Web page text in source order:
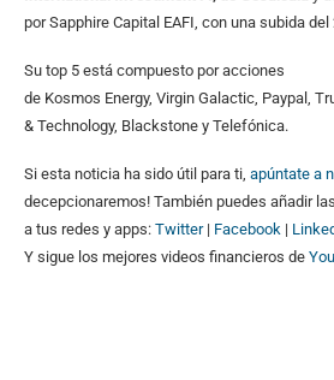
por Sapphire Capital EAFI, con una subida del
Su top 5 está compuesto por acciones
de Kosmos Energy, Virgin Galactic, Paypal,
& Technology, Blackstone y Telefónica.
Si esta noticia ha sido útil para ti, apúntate a
decepcionaremos! También puedes añadir
a tus redes y apps: Twitter| Facebook |
Y sigue los mejores videos financieros de